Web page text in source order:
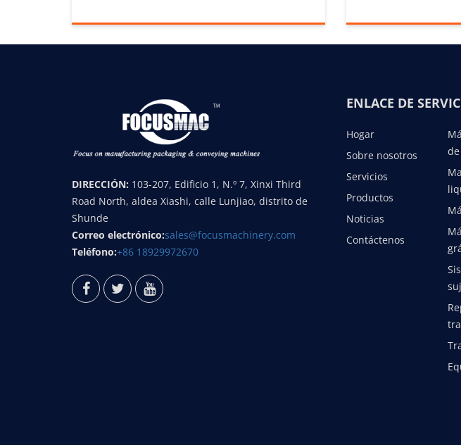
DIRECCIÓN: 103-207, Edificio 1, N.º 7, Xinxi Third
Road North, aldea Xiashi, calle Lunjiao, distrito de
Shunde
Correo electrónico:sales@focusmachinery.com
Teléfono:+86 18929972670
ENLACE DE
Hogar
Sobre nosotros
Servicios
Productos
Noticias
Contáctenos